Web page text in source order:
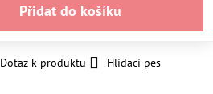
Přidat do košíku
Dotaz k produktu
Hlídací pes